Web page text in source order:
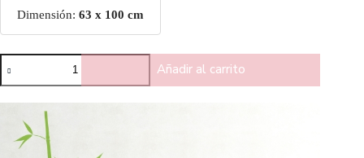
Dimensión: 63 x 100 cm
Añadir al carrito